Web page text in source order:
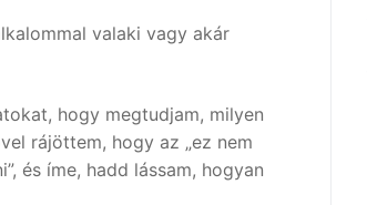
valaki vagy akár
hogy megtudjam, milyen
rájöttem, hogy az „ez nem
és íme, hadd lássam, hogyan